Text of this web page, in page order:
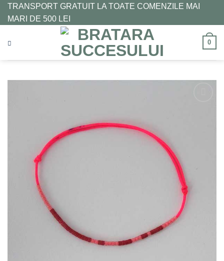
SkipTRANSPORT GRATUIT LA TOATE COMENZILE MAI
MARI DE 500 LEI
0